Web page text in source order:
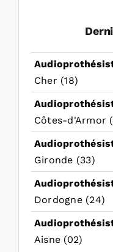
Cher (18)
Côtes-d'Armor
Gironde (33)
Dordogne (24)
Aisne (02)